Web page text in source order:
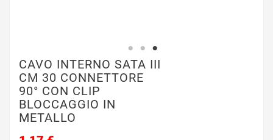
CAVO INTERNO SATA III
CM 30 CONNETTORE
90° CON CLIP
BLOCCAGGIO IN
METALLO